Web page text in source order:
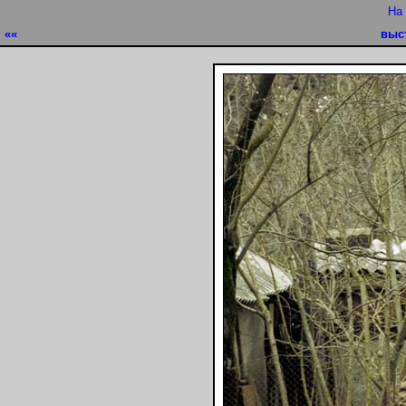
На
««